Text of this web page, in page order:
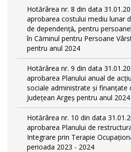
Hotărârea nr. 8 din data
aprobarea costului mediu lunar
de dependențǎ, pentru
în Căminul pentru Persoane
pentru anul 2024
Hotărârea nr. 9 din data
aprobarea Planului anual de
sociale administrate și finanțate
Județean Argeș pentru anul 2024
Hotărârea nr. 10 din data
aprobarea Planului de
Integrare prin Terapie
perioada 2023 - 2024